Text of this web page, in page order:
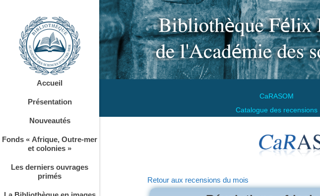
CaRASOM
Catalogue des recensions
Accueil
Présentation
Nouveautés
Fonds « Afrique, Outre-mer
et colonies »
Les derniers ouvrages
primés
Retour aux recensions du mois